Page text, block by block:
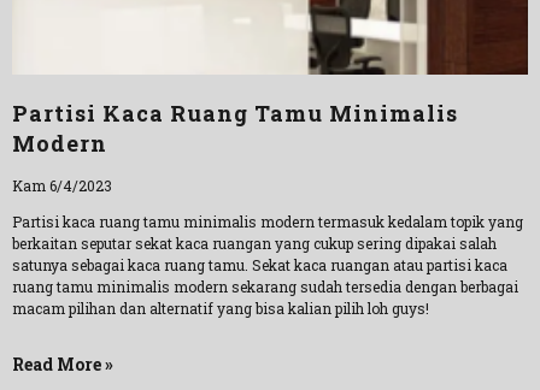
Partisi Kaca Ruang Tamu Minimalis
Modern
Kam 6/4/2023
Partisi kaca ruang tamu minimalis modern termasuk kedalam topik yang
berkaitan seputar sekat kaca ruangan yang cukup sering dipakai salah
satunya sebagai kaca ruang tamu. Sekat kaca ruangan atau partisi kaca
ruang tamu minimalis modern sekarang sudah tersedia dengan berbagai
macam pilihan dan alternatif yang bisa kalian pilih loh guys!
Read More »